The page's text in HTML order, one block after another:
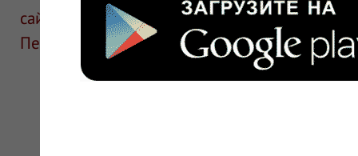
сайте для ознакомления и не является
Перед применением необходима